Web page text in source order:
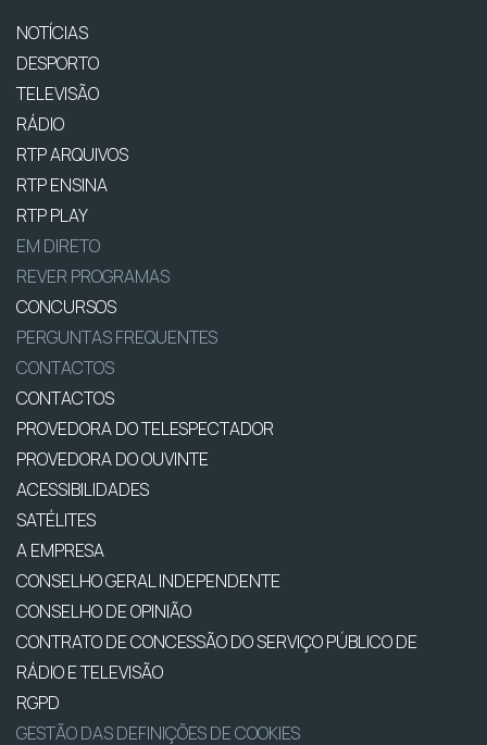
NOTÍCIAS
DESPORTO
TELEVISÃO
RÁDIO
RTP ARQUIVOS
RTP ENSINA
RTP PLAY
EM DIRETO
REVER PROGRAMAS
CONCURSOS
PERGUNTAS FREQUENTES
CONTACTOS
CONTACTOS
PROVEDORA DO TELESPECTADOR
PROVEDORA DO OUVINTE
ACESSIBILIDADES
SATÉLITES
A EMPRESA
CONSELHO GERAL INDEPENDENTE
CONSELHO DE OPINIÃO
CONTRATO DE CONCESSÃO DO SERVIÇO PÚBLICO DE
RÁDIO E TELEVISÃO
RGPD
GESTÃO DAS DEFINIÇÕES DE COOKIES